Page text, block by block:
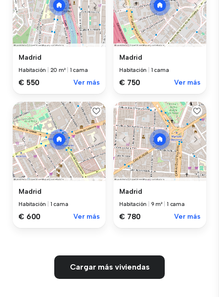
Madrid
Habitación 20 m² 1 cama
€ 550 Ver más
Madrid
Habitación 1 cama
€ 750 Ver más
Madrid
Habitación 1 cama
€ 600 Ver más
Madrid
Habitación 9 m² 1 cama
€ 780 Ver más
Cargar más viviendas